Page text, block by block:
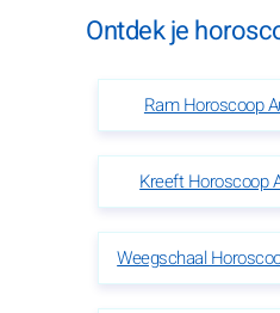
Ontdek je
Ram Horoscoop
Kreeft Horoscoop
Weegschaal